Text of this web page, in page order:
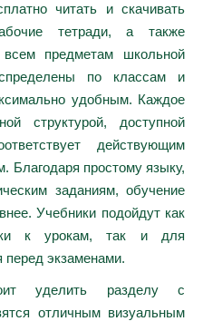
читать и скачивать
тетради, а также
предметам школьной
по классам и
удобным. Каждое
структурой, доступной
действующим
Благодаря простому языку,
заданиям, обучение
Учебники подойдут как
к урокам, так и для
перед экзаменами.
уделить разделу с
отличным визуальным